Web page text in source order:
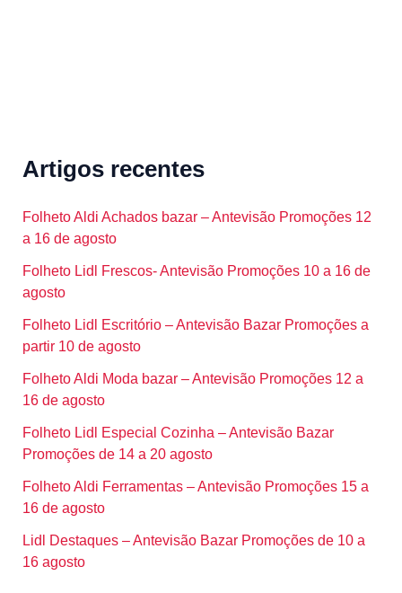
Artigos recentes
Folheto Aldi Achados bazar – Antevisão Promoções 12
a 16 de agosto
Folheto Lidl Frescos- Antevisão Promoções 10 a 16 de
agosto
Folheto Lidl Escritório – Antevisão Bazar Promoções a
partir 10 de agosto
Folheto Aldi Moda bazar – Antevisão Promoções 12 a
16 de agosto
Folheto Lidl Especial Cozinha – Antevisão Bazar
Promoções de 14 a 20 agosto
Folheto Aldi Ferramentas – Antevisão Promoções 15 a
16 de agosto
Lidl Destaques – Antevisão Bazar Promoções de 10 a
16 agosto